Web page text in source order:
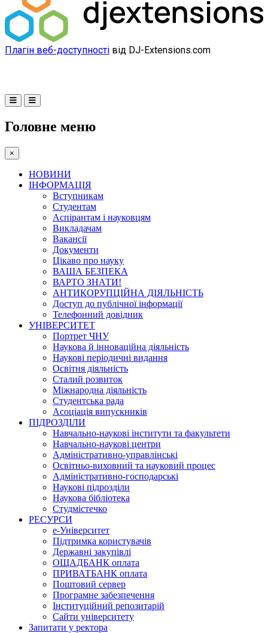
Плагін веб-доступності від DJ-Extensions.com
Головне меню
×
НОВИНИ
ІНФОРМАЦІЯ
Вступникам
Студентам
Аспірантам і науковцям
Викладачам
Вакансії
Документи
Цікаво про науку
ВАША БЕЗПЕКА
ВАРТО ЗНАТИ!
АНТИКОРУПЦІЙНА ДІЯЛЬНІСТЬ
Доступ до публічної інформації
Телефонний довідник
УНІВЕРСИТЕТ
Портрет ЧНУ
Наукова й інноваційна діяльність
Наукові періодичні видання
Освітня діяльність
Сталий розвиток
Міжнародна діяльність
Студентська рада
Асоціація випускників
ПІДРОЗДІЛИ
Навчально-наукові інститути та факультети
Навчально-наукові центри
Адміністративно-управлінські
Освітньо-виховний та науковий процес
Адміністративно-господарські
Наукові підрозділи
Наукова бібліотека
Студмістечко
РЕСУРСИ
е-Університет
Підтримка користувачів
Державні закупівлі
ОЩАДБАНК оплата
ПРИВАТБАНК оплата
Поштовий сервер
Програмне забезпечення
Інституційний репозитарій
Сайти університету
Запитати у ректора